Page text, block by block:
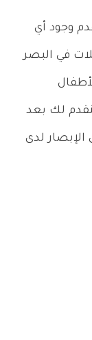
وجود أي
في البصر
لك بعد
لدى